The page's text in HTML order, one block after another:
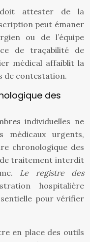
doit attester de la
peut émaner
ou de l’équipe
de traçabilité de
médical affaiblit la
de contestation.
des
individuelles ne
urgents,
chronologique des
de traitement interdit
Le registre des
hospitalière
pour vérifier
en place des outils